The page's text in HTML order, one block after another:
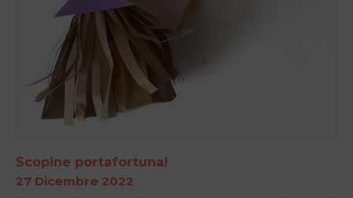
Scopine portafortuna!
27 Dicembre 2022